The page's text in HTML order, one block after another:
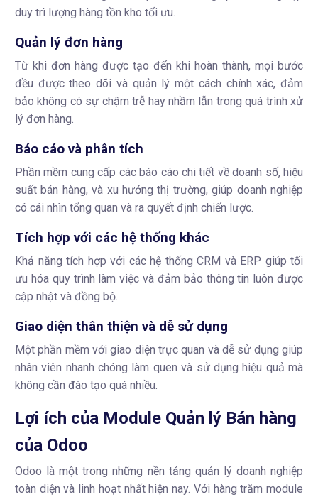
duy trì lượng hàng tồn kho tối ưu.
Quản lý đơn hàng
Từ khi đơn hàng được tạo đến khi hoàn thành, mọi bước
đều được theo dõi và quản lý một cách chính xác, đảm
bảo không có sự chậm trễ hay nhầm lẫn trong quá trình xử
lý đơn hàng.
Báo cáo và phân tích
Phần mềm cung cấp các báo cáo chi tiết về doanh số, hiệu
suất bán hàng, và xu hướng thị trường, giúp doanh nghiệp
có cái nhìn tổng quan và ra quyết định chiến lược.
Tích hợp với các hệ thống khác
Khả năng tích hợp với các hệ thống CRM và ERP giúp tối
ưu hóa quy trình làm việc và đảm bảo thông tin luôn được
cập nhật và đồng bộ.
Giao diện thân thiện và dễ sử dụng
Một phần mềm với giao diện trực quan và dễ sử dụng giúp
nhân viên nhanh chóng làm quen và sử dụng hiệu quả mà
không cần đào tạo quá nhiều.
Lợi ích của Module Quản lý Bán hàng
của Odoo
Odoo là một trong những nền tảng quản lý doanh nghiệp
toàn diện và linh hoạt nhất hiện nay. Với hàng trăm module